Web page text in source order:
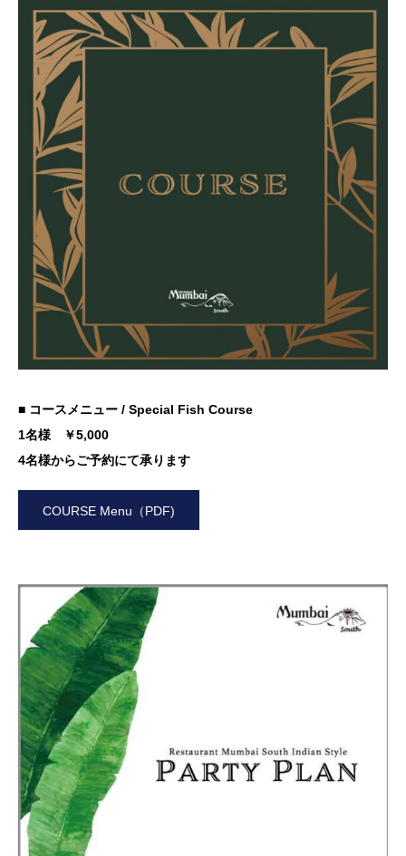
■ コースメニュー / Special Fish Course
1名様 ￥5,000
4名様からご予約にて承ります
COURSE Menu（PDF)